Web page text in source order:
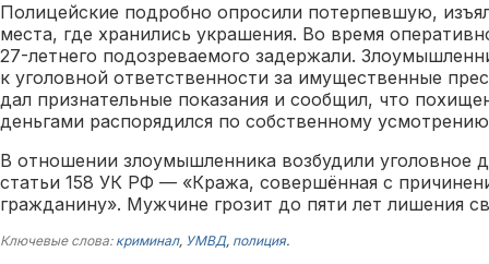
Полицейские подробно опросили потерпевшую,
места, где хранились украшения. Во время
27-летнего подозреваемого задержали.
к уголовной ответственности за имущественные
дал признательные показания и сообщил, что
деньгами распорядился по собственному
В отношении злоумышленника возбудили уголовное
статьи 158 УК РФ — «Кража, совершённая с
гражданину». Мужчине грозит до пяти лет лишения
Ключевые слова: криминал, УМВД, полиция.